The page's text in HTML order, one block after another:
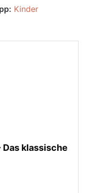
Kinder
klassische